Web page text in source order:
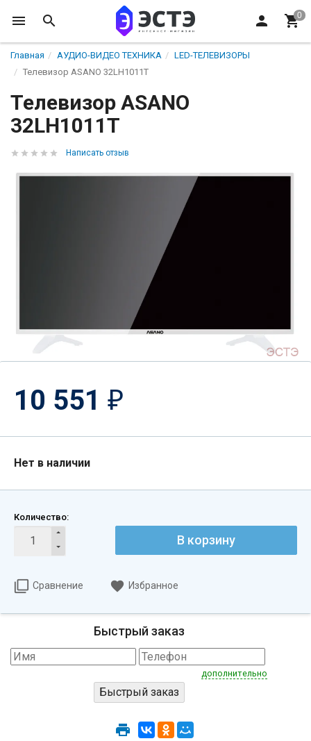
Главная АУДИО-ВИДЕО ТЕХНИКА
LED-ТЕЛЕВИЗОРЫ
Телевизор ASANO 32LH1011T
Телевизор ASANO
32LH1011T
Написать отзыв
10 551 ₽
Нет в наличии
Количество:
В корзину
Сравнение Избранное
Быстрый заказ
дополнительно